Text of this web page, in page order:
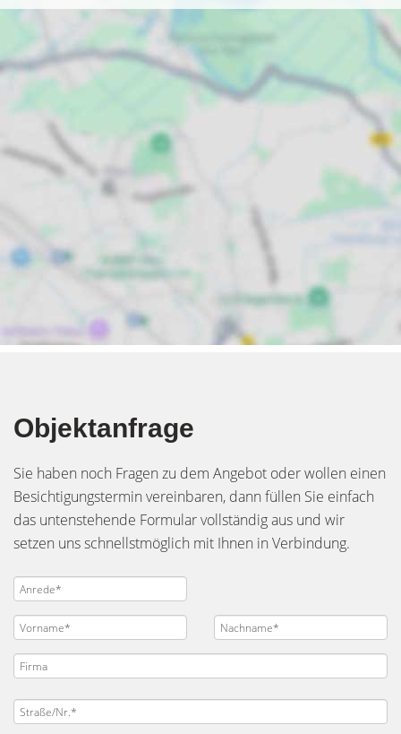
Objektanfrage
Sie haben noch Fragen zu dem Angebot oder wollen einen
Besichtigungstermin vereinbaren, dann füllen Sie einfach
das untenstehende Formular vollständig aus und wir
setzen uns schnellstmöglich mit Ihnen in Verbindung.